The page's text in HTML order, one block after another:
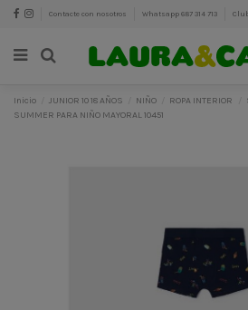
Contacte con nosotros Whatsapp 687 314 713
Inicio JUNIOR 10 18 AÑOS NIÑO ROPA INTERIOR
SUMMER PARA NIÑO MAYORAL 10451